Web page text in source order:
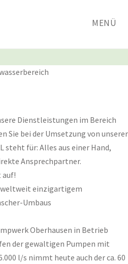
MENÜ
Dienstleistungen im Bereich
Sie bei der Umsetzung von unserer
steht für: Alles aus einer Hand,
Ansprechpartner.
auf!
einzigartigem
Umbaus
Oberhausen in Betrieb
der gewaltigen Pumpen mit
l/s nimmt heute auch der ca. 60